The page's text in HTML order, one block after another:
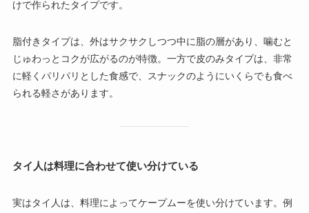
けで作られたタイプです。
脂付きタイプは、外はサクサクしつつ中に脂の層があり、噛むと
じゅわっとコクが広がるのが特徴。一方で皮のみタイプは、非常
に軽くパリパリとした食感で、スナックのようにいくらでも食べ
られる軽さがあります。
タイ人は料理に合わせて使い分けている
実はタイ人は、料理によってケープムーを使い分けています。例